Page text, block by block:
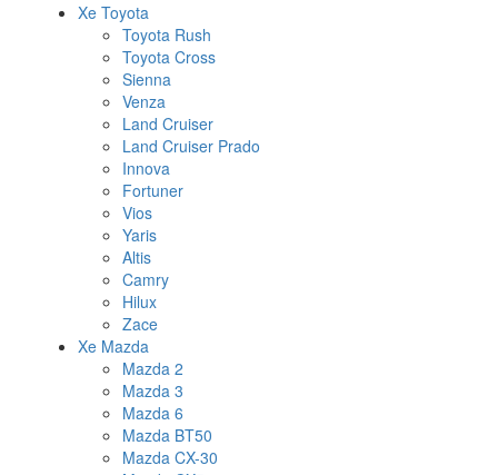
Xe Toyota
Toyota Rush
Toyota Cross
Sienna
Venza
Land Cruiser
Land Cruiser Prado
Innova
Fortuner
Vios
Yaris
Altis
Camry
Hilux
Zace
Xe Mazda
Mazda 2
Mazda 3
Mazda 6
Mazda BT50
Mazda CX-30